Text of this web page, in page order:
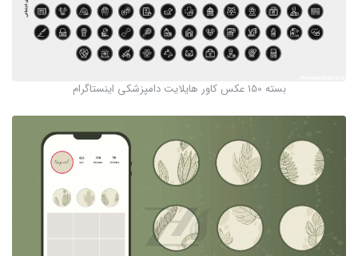
بسته 150 عکس کاور هایلایت دامپزشکی اینستاگرام